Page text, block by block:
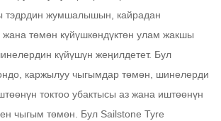
жумшалышын, кайрадан
төмөн күйүшкөндүктөн улам жакшы
күйүшүн жеңилдетет. Бул
каржылуу чыгымдар төмөн, шинелерди
токтоо убактысы аз жана иштөөнүн
чыгым төмөн. Бул Sailstone Tyre